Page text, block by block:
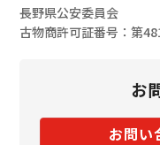
長野県公安委員会
古物商許可証番号：第
お
お問い